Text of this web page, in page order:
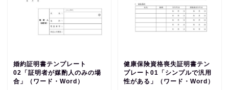
婚約証明書テンプレート
02「証明者が媒酌人のみの場
合」（ワード・Word）
健康保険資格喪失証明書テン
プレート01「シンプルで汎用
性がある」（ワード・Word）